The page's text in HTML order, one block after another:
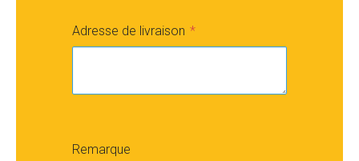
Adresse de livraison
Remarque